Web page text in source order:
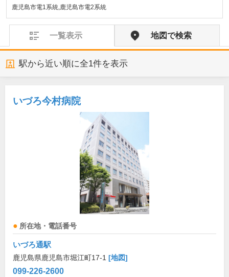
鹿児島市電1系統,鹿児島市電2系統
一覧表示 地図で検索
駅から近い順に全1件を表示
いづろ今村病院
所在地・電話番号
いづろ通駅
鹿児島県鹿児島市堀江町17-1 [地図]
099-226-2600